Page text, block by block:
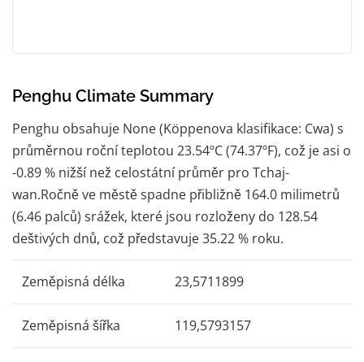
Penghu Climate Summary
Penghu obsahuje None (Köppenova klasifikace: Cwa) s
průměrnou roční teplotou 23.54ºC (74.37ºF), což je asi o
-0.89 % nižší než celostátní průměr pro Tchaj-
wan.Ročně ve městě spadne přibližně 164.0 milimetrů
(6.46 palců) srážek, které jsou rozloženy do 128.54
deštivých dnů, což představuje 35.22 % roku.
Zeměpisná délka 23,5711899
Zeměpisná šířka 119,5793157